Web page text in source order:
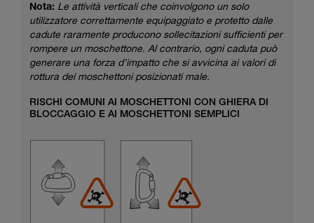
Nota: Le attività verticali che coinvolgono un solo
utilizzatore correttamente equipaggiato e protetto dalle
cadute raramente producono sollecitazioni sufficienti per
rompere un moschettone. Al contrario, ogni caduta può
generare una forza d’impatto che si avvicina ai valori di
rottura dei moschettoni posizionati male.
RISCHI COMUNI AI MOSCHETTONI CON GHIERA DI
BLOCCAGGIO E AI MOSCHETTONI SEMPLICI